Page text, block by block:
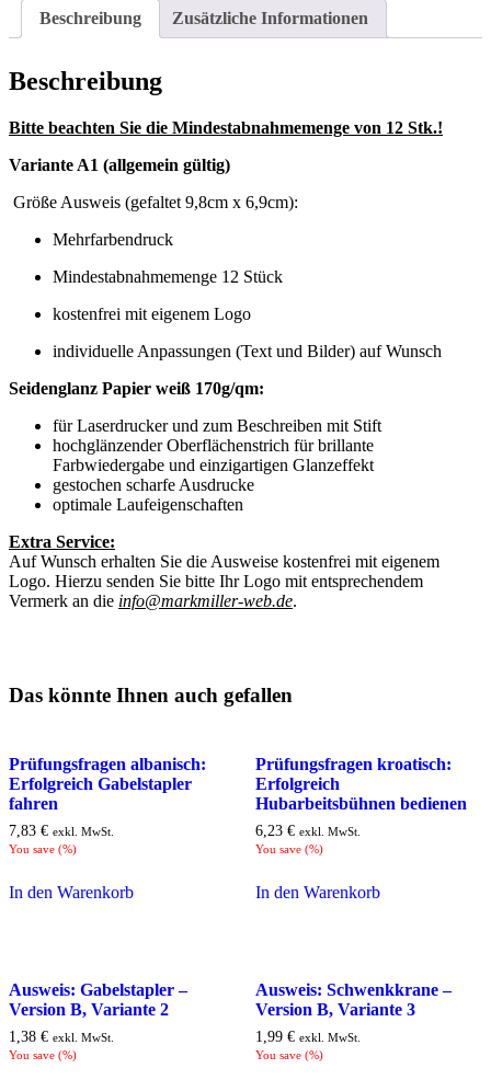
Beschreibung
Zusätzliche Informationen
Beschreibung
Bitte beachten Sie die Mindestabnahmemenge von 12 Stk.!
Variante A1 (allgemein gültig)
Größe Ausweis (gefaltet 9,8cm x 6,9cm):
Mehrfarbendruck
Mindestabnahmemenge 12 Stück
kostenfrei mit eigenem Logo
individuelle Anpassungen (Text und Bilder) auf Wunsch
Seidenglanz Papier weiß 170g/qm:
für Laserdrucker und zum Beschreiben mit Stift
hochglänzender Oberflächenstrich für brillante
Farbwiedergabe und einzigartigen Glanzeffekt
gestochen scharfe Ausdrucke
optimale Laufeigenschaften
Extra Service:
Auf Wunsch erhalten Sie die Ausweise kostenfrei mit eigenem
Logo. Hierzu senden Sie bitte Ihr Logo mit entsprechendem
Vermerk an die info@markmiller-web.de.
Das könnte Ihnen auch gefallen
Prüfungsfragen albanisch:
Erfolgreich Gabelstapler
fahren
7,83 € exkl. MwSt.
You save (%)
In den Warenkorb
Prüfungsfragen kroatisch:
Erfolgreich
Hubarbeitsbühnen bedienen
6,23 € exkl. MwSt.
You save (%)
In den Warenkorb
Ausweis: Gabelstapler –
Version B, Variante 2
1,38 € exkl. MwSt.
You save (%)
Ausweis: Schwenkkrane –
Version B, Variante 3
1,99 € exkl. MwSt.
You save (%)